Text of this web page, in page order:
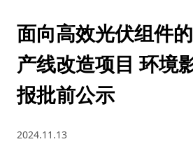
面向高效光伏组件
产线改造项目 环境
报批前公示
2024.11.13